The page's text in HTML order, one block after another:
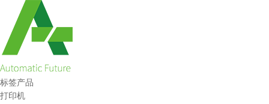
标签产品
打印机